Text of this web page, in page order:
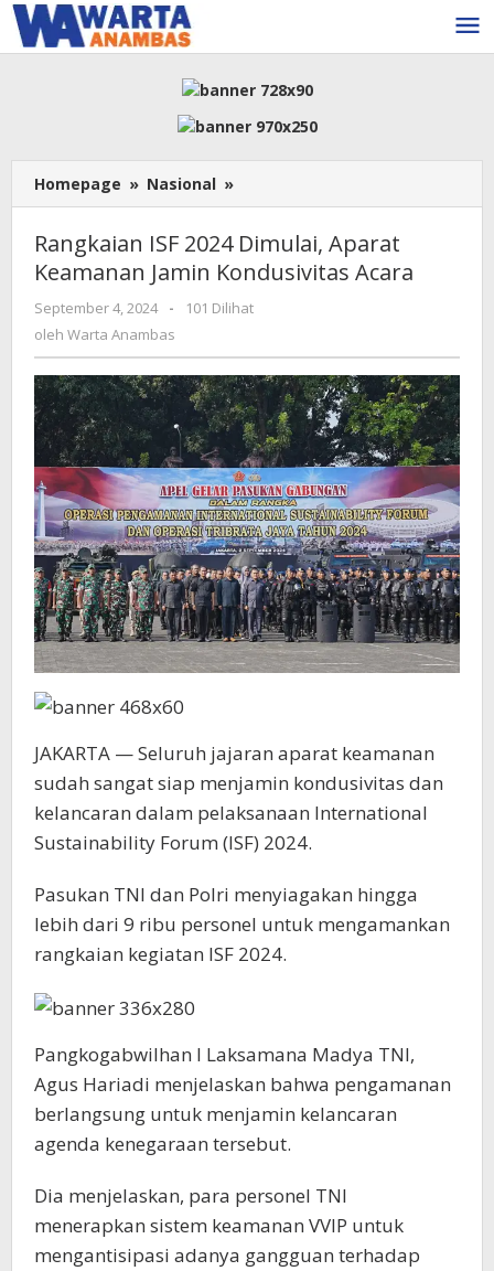
Lewati
ke
konten
Homepage » Nasional »
ISF
Dimulai,
Aparat
Rangkaian ISF 2024 Dimulai, Aparat
Keamanan Jamin Kondusivitas Acara
September 4, 2024
oleh
-
101 Dilihat
oleh Warta Anambas
JAKARTA — Seluruh jajaran aparat keamanan
sudah sangat siap menjamin kondusivitas dan
kelancaran dalam pelaksanaan International
Sustainability Forum (ISF) 2024.
Pasukan TNI dan Polri menyiagakan hingga
lebih dari 9 ribu personel untuk mengamankan
rangkaian kegiatan ISF 2024.
Pangkogabwilhan I Laksamana Madya TNI,
Agus Hariadi menjelaskan bahwa pengamanan
berlangsung untuk menjamin kelancaran
agenda kenegaraan tersebut.
Dia menjelaskan, para personel TNI
menerapkan sistem keamanan VVIP untuk
mengantisipasi adanya gangguan terhadap